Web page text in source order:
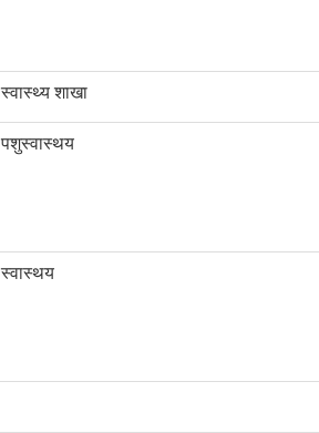
स्वास्थ्य शाखा
पशुस्वास्थय
स्वास्थय